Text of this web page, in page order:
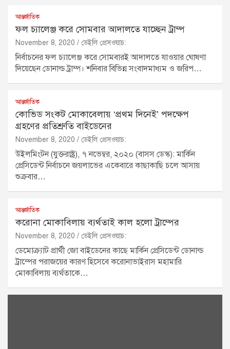
আন্তর্জাতিক
ফল চ্যালেঞ্জ করে সোমবার আদালতে যাচ্ছেন ট্রাম্প
November 8, 2020 ডেইলি প্রেসওয়াচ:
নির্বাচনের ফল চ্যালেঞ্জ করে সোমবারই আদালতে যাওয়ার ঘোষণা
দিয়েছেন ডোনাল্ড ট্রাম্প। শনিবার বিভিন্ন সংবাদমাধ্যম ও জরিপ…
আন্তর্জাতিক
কোভিড সংকট মোকাবেলায় ‘প্রথম দিনেই’ পদক্ষেপ
গ্রহণের প্রতিশ্রুতি বাইডেনের
November 8, 2020 ডেইলি প্রেসওয়াচ:
উইলমিংটন (যুক্তরাষ্ট্র), ৭ নভেম্বর, ২০২০ (বাসস ডেস্ক): মার্কিন
প্রেসিডেন্ট নির্বাচনে জয়লাভের একেবারে কাছাকাছি চলে আসায়
শুক্রবার…
আন্তর্জাতিক
করোনা মোকাবিলায় ব্যর্থতাই কাল হলো ট্রাম্পের
November 8, 2020 ডেইলি প্রেসওয়াচ:
ডেমোক্র্যাট প্রার্থী জো বাইডেনের কাছে মার্কিন প্রেসিডেন্ট ডোনাল্ড
ট্রাম্পের পরাজয়ের কারণ হিসেবে করোনাভাইরাস মহামারি
মোকাবিলায় ব্যর্থতাকে…